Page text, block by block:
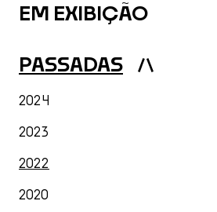
EM EXIBIÇÃO
PASSADAS Listagem Anos
2024
2023
2022
2020